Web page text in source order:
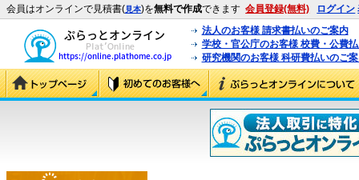
会員はオンラインで見積書(見本)を無料で作成できます 会員登録(無料) ログイン
法人のお客様 請求書払いのご案内
学校・官公庁のお客様 校費・公費
研究機関のお客様 科研費払いのご